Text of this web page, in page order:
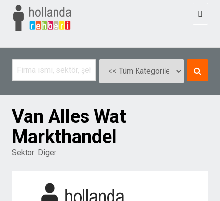
Van Alles Wat
Markthandel
Sektor: Diger